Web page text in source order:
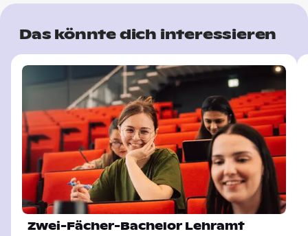
Das könnte dich interessieren
Zwei-Fächer-Bachelor Lehramt